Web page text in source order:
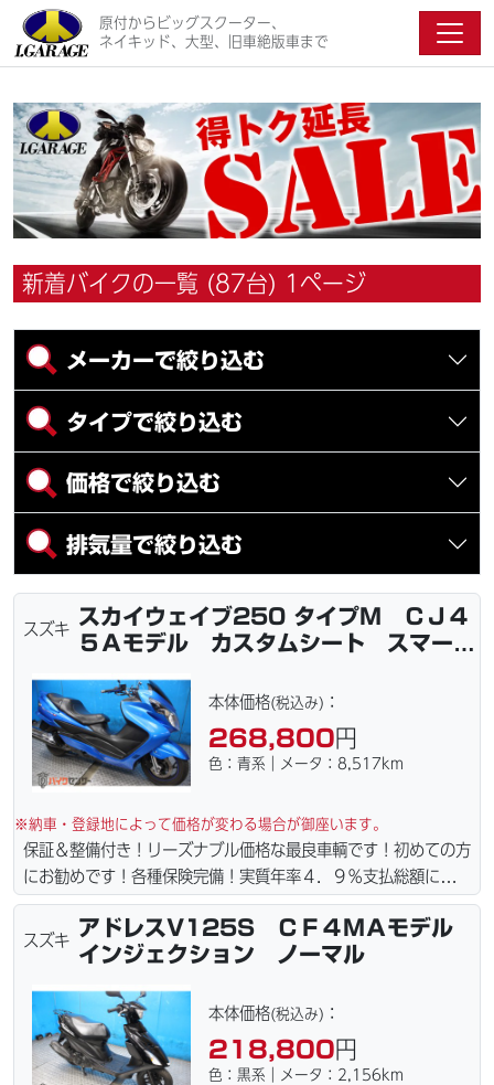
原付からビッグスクーター、
ネイキッド、大型、旧車絶版車まで
新着バイクの一覧 (87台) 1ページ
メーカーで絞り込む
タイプで絞り込む
価格で絞り込む
排気量で絞り込む
スズキ
スカイウェイブ250 タイプM ＣＪ４
５Ａモデル カスタムシート スマート
本体価格(税込み) ：
268,800円
色：青系｜メータ：8,517km
※納車・登録地によって価格が変わる場合が御座います。
保証＆整備付き！リーズナブル価格な最良車輌です！初めての方
にお勧めです！各種保険完備！実質年率４．９％支払総額に自賠
責保険１年含まれてます。全国どこでも１万円〜4.5万円にて配
達致します！！（離島の場合は港止めになります）ｗｅｂロー
ン・カード各種取り扱ってます。タイヤ・ブレーキパッド・ベル
ズナブルな価格にて消耗品交換プラン１万〜ご用意しておりま
す。詳しくはお問合わせ下さい。ご契約後の取り置き＆保管無料
サービス行ってます。当社ホームページにて詳細画像見れます。
スズキ
アドレスV125S ＣＦ４ＭＡモデル
インジェクション ノーマル
本体価格(税込み) ：
218,800円
色：黒系｜メータ：2,156km